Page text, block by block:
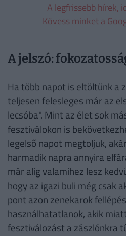
A legfrissebb hírek,
Kövess minket a
A jelszó:
Ha több napot is eltöltünk a
teljesen felesleges már az
lecsóba". Mint az élet sok
fesztiválokon is
legelső napot megtoljuk,
harmadik napra annyira
már alig valamihez lesz
hogy az igazi buli még csak
pont azon zenekarok
használhatatlanok, akik
fesztiválozást a zászlónkra